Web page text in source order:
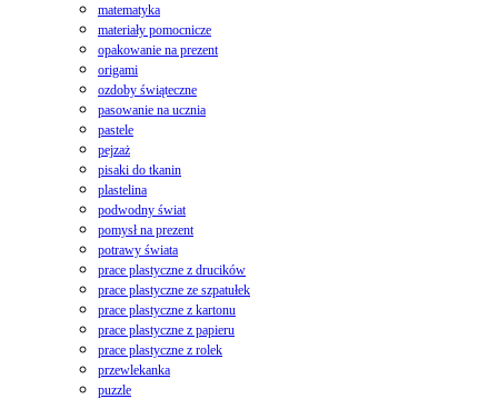
matematyka
materiały pomocnicze
opakowanie na prezent
origami
ozdoby świąteczne
pasowanie na ucznia
pastele
pejzaż
pisaki do tkanin
plastelina
podwodny świat
pomysł na prezent
potrawy świata
prace plastyczne z drucików
prace plastyczne ze szpatułek
prace plastyczne z kartonu
prace plastyczne z papieru
prace plastyczne z rolek
przewlekanka
puzzle